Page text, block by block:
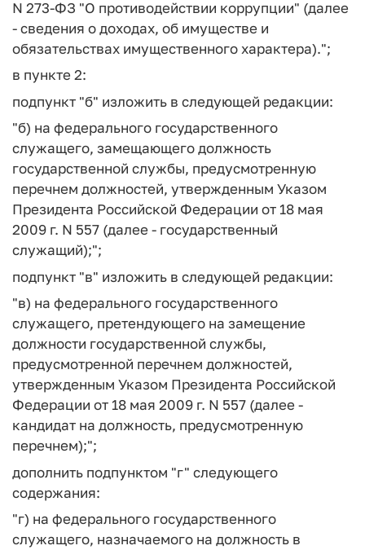
N 273-ФЗ "О противодействии коррупции" (далее
- сведения о доходах, об имуществе и
обязательствах имущественного характера).";
в пункте 2:
подпункт "б" изложить в следующей редакции:
"б) на федерального государственного
служащего, замещающего должность
государственной службы, предусмотренную
перечнем должностей, утвержденным Указом
Президента Российской Федерации от 18 мая
2009 г. N 557 (далее - государственный
служащий);";
подпункт "в" изложить в следующей редакции:
"в) на федерального государственного
служащего, претендующего на замещение
должности государственной службы,
предусмотренной перечнем должностей,
утвержденным Указом Президента Российской
Федерации от 18 мая 2009 г. N 557 (далее -
кандидат на должность, предусмотренную
перечнем);";
дополнить подпунктом "г" следующего
содержания:
"г) на федерального государственного
служащего, назначаемого на должность в